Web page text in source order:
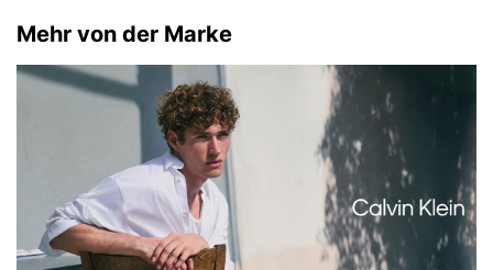
Mehr von der Marke